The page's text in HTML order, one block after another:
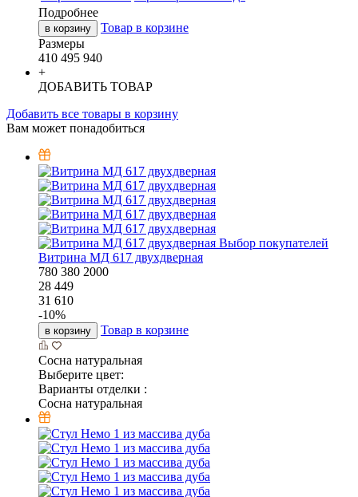
Подробнее
в корзину
Товар в корзине
Размеры
410 495 940
+
ДОБАВИТЬ ТОВАР
Добавить все товары в корзину
Вам может понадобиться
Выбор покупателей
Витрина МД 617 двухдверная
780 380 2000
28 449
31 610
-10%
в корзину Товар в корзине
Сосна натуральная
Выберите цвет:
Варианты отделки :
Сосна натуральная